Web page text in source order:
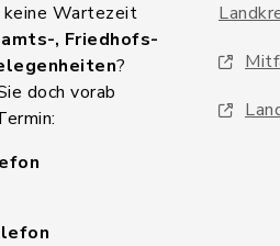
Wartezeit
, Friedhofs-
?
doch vorab